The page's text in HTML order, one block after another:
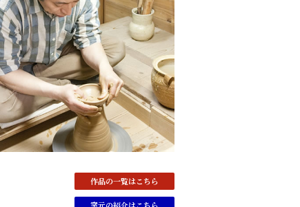
作品の一覧はこちら